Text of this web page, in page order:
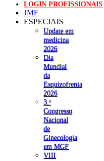
LOGIN PROFISSIONAIS
JMF
ESPECIAIS
Update em
medicina
2026
Dia
Mundial
da
Esquizofrenia
2026
3.ᵒ
Congresso
Nacional
de
Ginecologia
em MGF
VIII